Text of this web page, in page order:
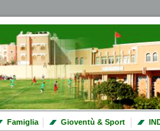
Famiglia | Gioventù & Sport |